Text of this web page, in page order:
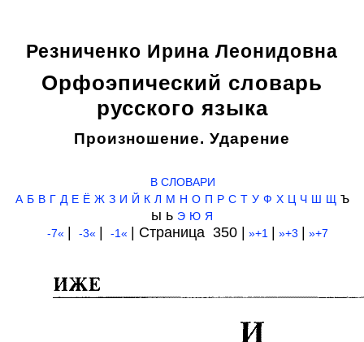
Резниченко Ирина Леонидовна
Орфоэпический словарь
русского языка
Произношение. Ударение
В СЛОВАРИ
А Б В Г Д Е Ё Ж З И Й К Л М Н О П Р С Т У Ф Х Ц Ч Ш Щъ
ы ь Э Ю Я
-7«
-3« -1« | Cтраница 350 | »+1 »+3 »+7